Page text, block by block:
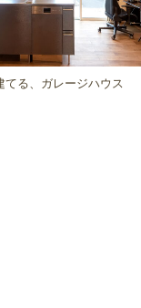
てる、ガレージハウス